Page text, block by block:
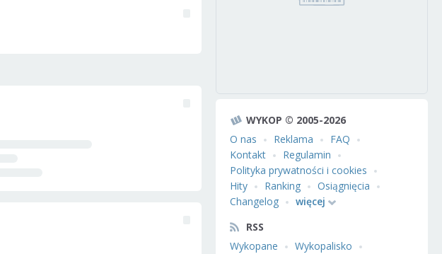
WYKOP © 2005-2026
O nas
Reklama
FAQ
Kontakt
Regulamin
Polityka prywatności i cookies
Hity
Ranking
Osiągnięcia
Changelog
więcej
RSS
Wykopane
Wykopalisko